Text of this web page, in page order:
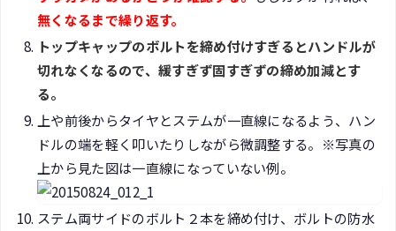
無くなるまで繰り返す。
トップキャップのボルトを締め付けすぎるとハンドルが
切れなくなるので、緩すぎず固すぎずの締め加減とす
る。
上や前後からタイヤとステムが一直線になるよう、ハン
ドルの端を軽く叩いたりしながら微調整する。※写真の
上から見た図は一直線になっていない例。
ステム両サイドのボルト２本を締め付け、ボルトの防水